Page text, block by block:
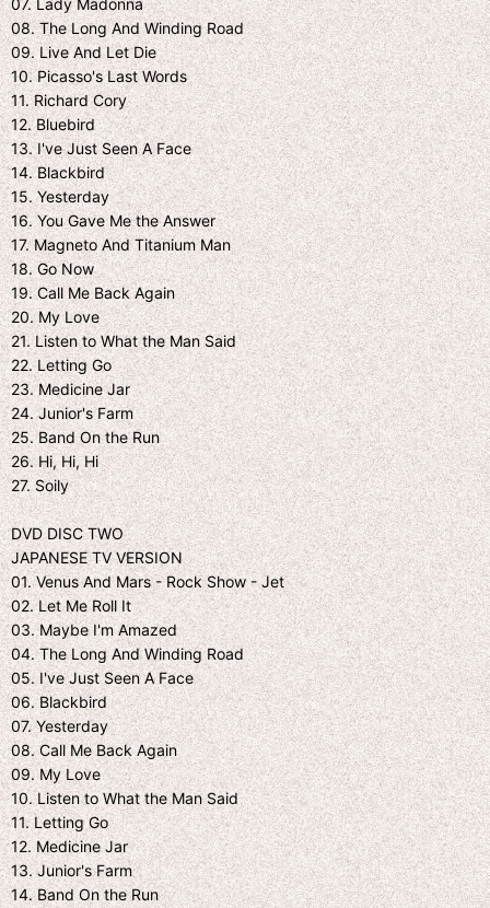
07. Lady Madonna
08. The Long And Winding Road
09. Live And Let Die
10. Picasso's Last Words
11. Richard Cory
12. Bluebird
13. I've Just Seen A Face
14. Blackbird
15. Yesterday
16. You Gave Me the Answer
17. Magneto And Titanium Man
18. Go Now
19. Call Me Back Again
20. My Love
21. Listen to What the Man Said
22. Letting Go
23. Medicine Jar
24. Junior's Farm
25. Band On the Run
26. Hi, Hi, Hi
27. Soily
DVD DISC TWO
JAPANESE TV VERSION
01. Venus And Mars - Rock Show - Jet
02. Let Me Roll It
03. Maybe I'm Amazed
04. The Long And Winding Road
05. I've Just Seen A Face
06. Blackbird
07. Yesterday
08. Call Me Back Again
09. My Love
10. Listen to What the Man Said
11. Letting Go
12. Medicine Jar
13. Junior's Farm
14. Band On the Run